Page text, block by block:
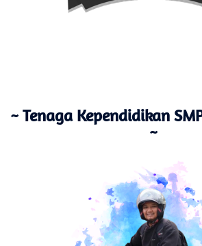
~ Tenaga Kependidikan
~